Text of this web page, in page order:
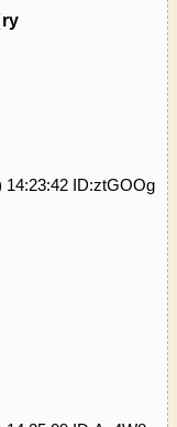
ry
14:23:42 ID:ztGOOg